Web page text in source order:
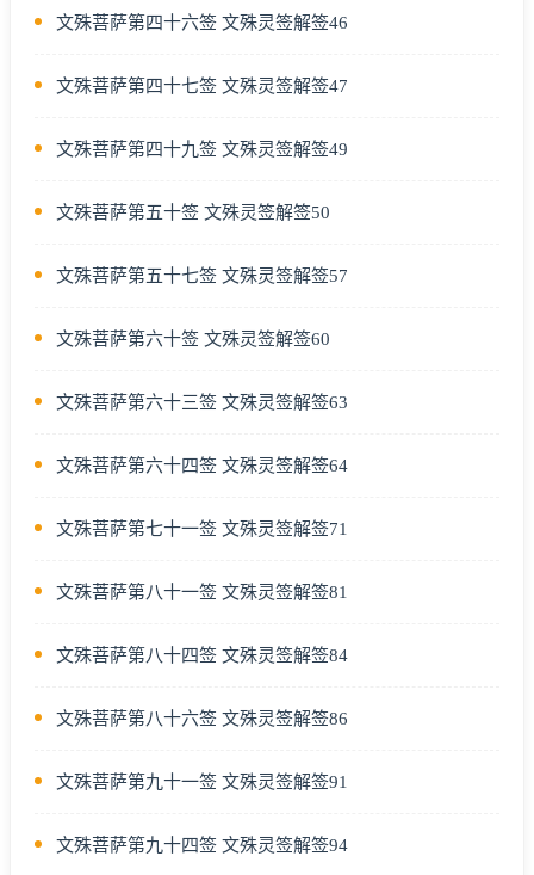
文殊菩萨第四十六签 文殊灵签解签46
文殊菩萨第四十七签 文殊灵签解签47
文殊菩萨第四十九签 文殊灵签解签49
文殊菩萨第五十签 文殊灵签解签50
文殊菩萨第五十七签 文殊灵签解签57
文殊菩萨第六十签 文殊灵签解签60
文殊菩萨第六十三签 文殊灵签解签63
文殊菩萨第六十四签 文殊灵签解签64
文殊菩萨第七十一签 文殊灵签解签71
文殊菩萨第八十一签 文殊灵签解签81
文殊菩萨第八十四签 文殊灵签解签84
文殊菩萨第八十六签 文殊灵签解签86
文殊菩萨第九十一签 文殊灵签解签91
文殊菩萨第九十四签 文殊灵签解签94